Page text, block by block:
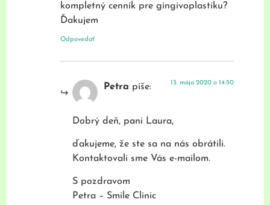
kompletný cenník pre gingivoplastiku?
Ďakujem
Odpovedať
Petra píše: 13. mája 2020 o 14:50
Dobrý deň, pani Laura,
ďakujeme, že ste sa na nás obrátili.
Kontaktovali sme Vás e-mailom.
S pozdravom
Petra – Smile Clinic